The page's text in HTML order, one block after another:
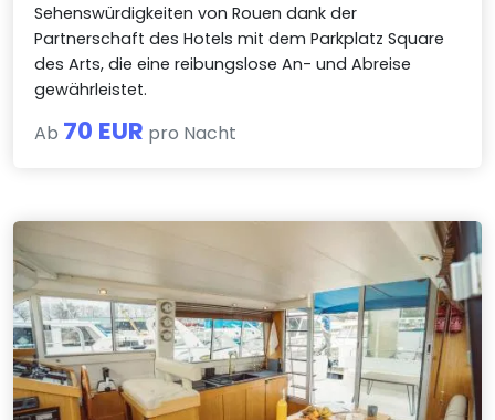
Sehenswürdigkeiten von Rouen dank der
Partnerschaft des Hotels mit dem Parkplatz Square
des Arts, die eine reibungslose An- und Abreise
gewährleistet.
Ab 70 EUR pro Nacht